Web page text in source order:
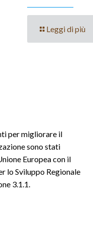
Leggi di più
per migliorare il
sono stati
Europea con il
lo Sviluppo Regionale
3.1.1.